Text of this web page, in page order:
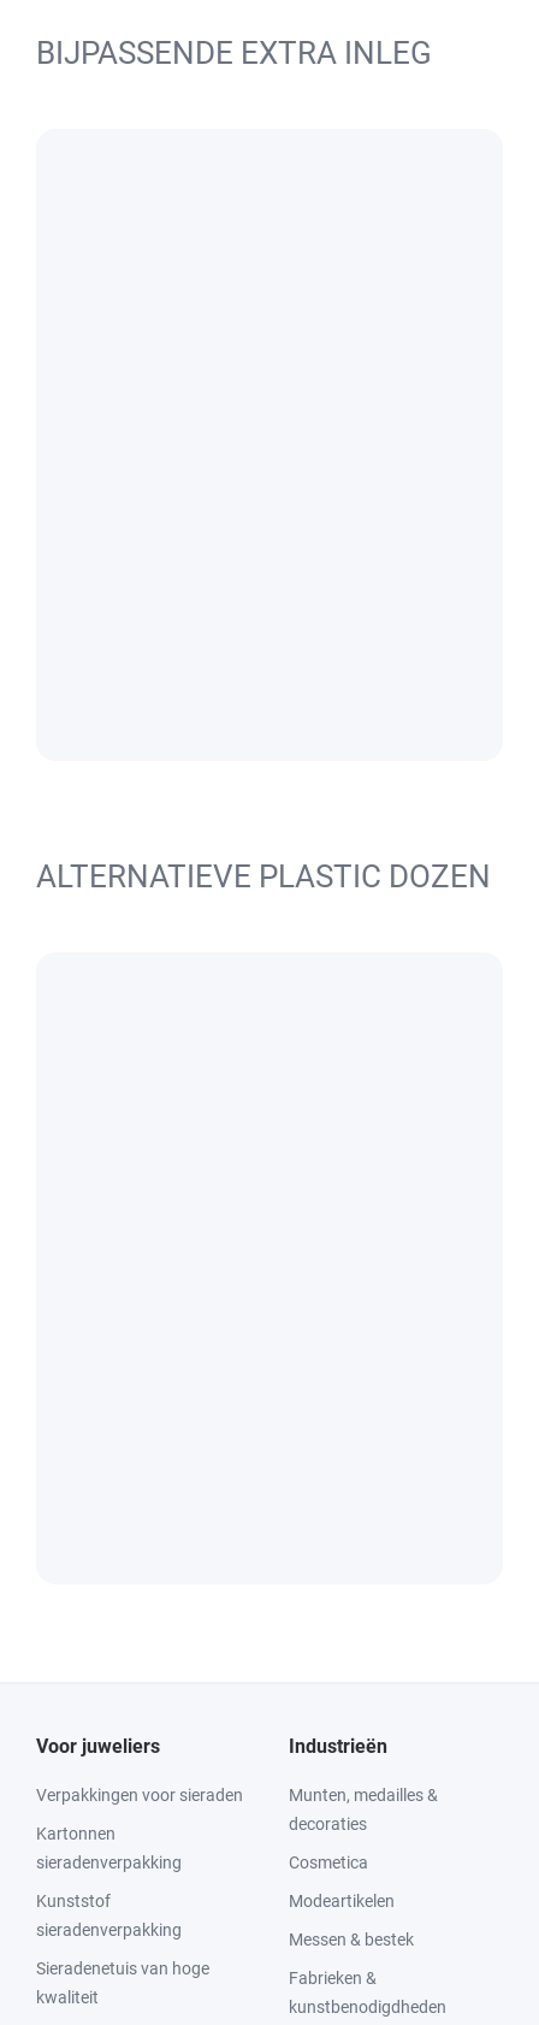
BIJPASSENDE EXTRA INLEG
ALTERNATIEVE PLASTIC DOZEN
Voor juweliers
Verpakkingen voor sieraden
Kartonnen
sieradenverpakking
Kunststof
sieradenverpakking
Sieradenetuis van hoge
kwaliteit
Industrieën
Munten, medailles &
decoraties
Cosmetica
Modeartikelen
Messen & bestek
Fabrieken &
kunstbenodigdheden